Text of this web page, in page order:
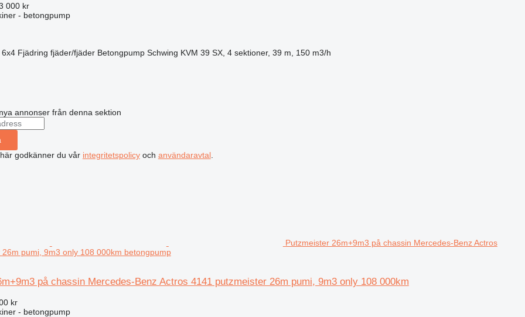
000 kr
- betongpump
6x4 Fjädring fjäder/fjäder Betongpump Schwing KVM 39 SX, 4 sektioner, 39 m, 150 m3/h
annonser från denna sektion
godkänner du vår integritetspolicyoch användaravtal.
Putzmeister 26m+9m3 på chassin Mercedes-Benz Actros
pumi, 9m3 only 108 000km betongpump
på chassin Mercedes-Benz Actros 4141 putzmeister 26m pumi, 9m3 only 108 000km
kr
- betongpump